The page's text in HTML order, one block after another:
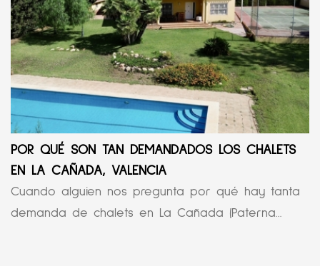
POR QUÉ SON TAN DEMANDADOS LOS CHALETS
EN LA CAÑADA, VALENCIA
Cuando alguien nos pregunta por qué hay tanta
demanda de chalets en La Cañada (Paterna...